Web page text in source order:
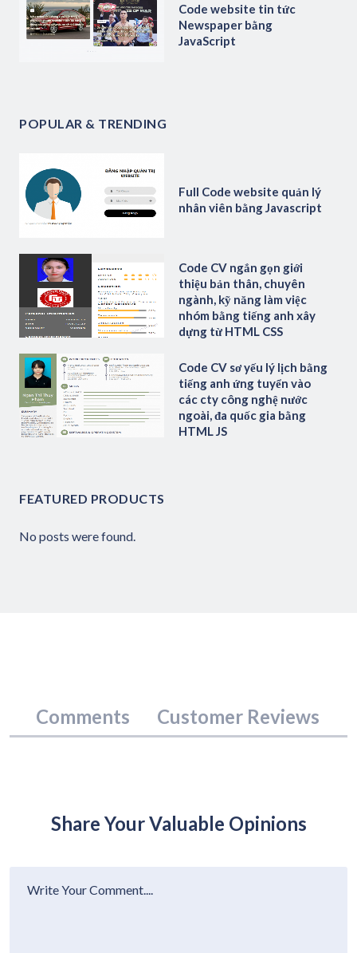
Code website tin tức
Newspaper bằng
JavaScript
POPULAR & TRENDING
Full Code website quản lý
nhân viên bằng Javascript
Code CV ngắn gọn giới
thiệu bản thân, chuyên
ngành, kỹ năng làm việc
nhóm bằng tiếng anh xây
dựng từ HTML CSS
Code CV sơ yếu lý lịch bằng
tiếng anh ứng tuyển vào
các cty công nghệ nước
ngoài, đa quốc gia bằng
HTML JS
FEATURED PRODUCTS
No posts were found.
Comments Customer Reviews
Share Your Valuable Opinions